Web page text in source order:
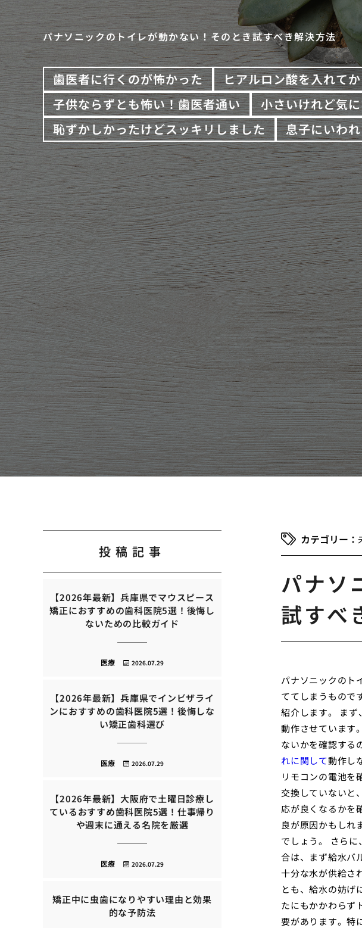
パナソニックのトイレが動かない！そのとき試すべき解決方法
歯医者に行くのが怖かった ヒアルロン酸を入れて
子供ならずとも怖い！歯医者通い
小さいけれど気
恥ずかしかったけどスッキリしました
息子にいわ
パナソ
試すべ
パナソニックのト
ててしまうもので
紹介します。 ま
動作させています
ないかを確認する
れに関して動作し
リモコンの電池を
交換していないと
応が良くなるかを
良が原因かもしれ
でしょう。 さら
合は、まず給水バ
十分な水が供給さ
とも、給水の妨げ
たにもかかわらず
要があります。特
投稿記事
【2026年最新】兵庫県でマウスピース
矯正におすすめの歯科医院5選！後悔し
ないための比較ガイド
2026.07.29
医療
【2026年最新】兵庫県でインビザライ
ンにおすすめの歯科医院5選！後悔しな
い矯正歯科選び
2026.07.29
医療
【2026年最新】大阪府で土曜日診療し
ているおすすめ歯科医院5選！仕事帰り
や週末に通える名院を厳選
2026.07.29
医療
矯正中に虫歯になりやすい理由と効果
的な予防法